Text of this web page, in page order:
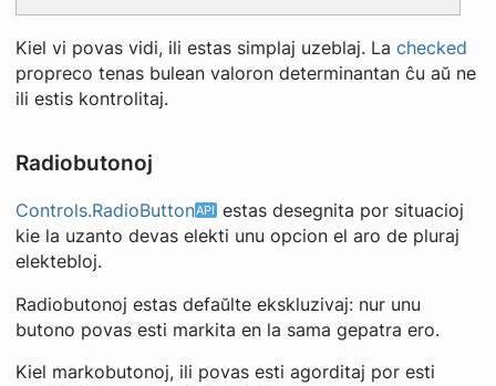
Kiel vi povas vidi, ili estas simplaj uzeblaj. La checked
propreco tenas bulean valoron determinantan ĉu aŭ ne
ili estis kontrolitaj.
Radiobutonoj
Controls.RadioButton
estas desegnita por situacioj
kie la uzanto devas elekti unu opcion el aro de pluraj
elektebloj.
Radiobutonoj estas defaŭlte ekskluzivaj: nur unu
butono povas esti markita en la sama gepatra ero.
Kiel markobutonoj, ili povas esti agorditaj por esti